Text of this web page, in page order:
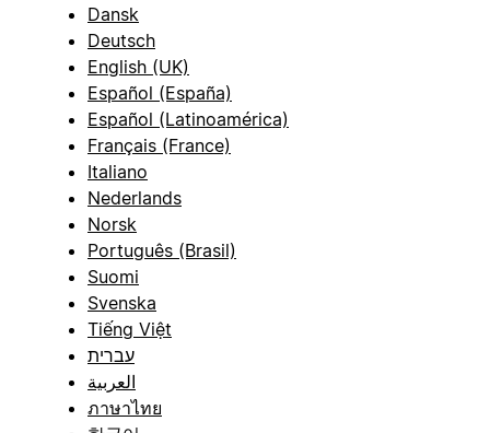
Dansk
Deutsch
English (UK)
Español (España)
Español (Latinoamérica)
Français (France)
Italiano
Nederlands
Norsk
Português (Brasil)
Suomi
Svenska
Tiếng Việt
עברית
العربية
ภาษาไทย